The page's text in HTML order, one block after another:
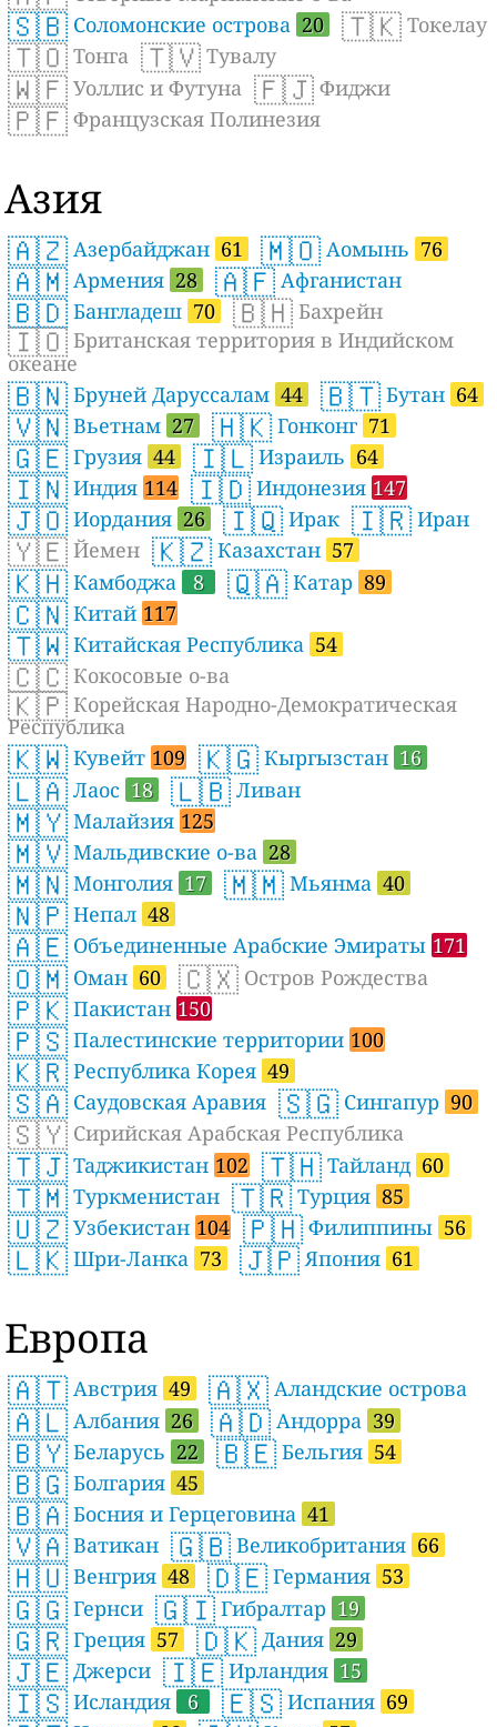
🇸🇧 Соломонские острова 20 🇹🇰 Токелау
🇹🇴 Тонга 🇹🇻 Тувалу
🇼🇫 Уоллис и Футуна 🇫🇯 Фиджи
🇵🇫 Французская Полинезия
Азия
🇦🇿 Азербайджан 61 🇲🇴 Аомынь 76
🇦🇲 Армения 28 🇦🇫 Афганистан
🇧🇩 Бангладеш 70 🇧🇭 Бахрейн
🇮🇴 Британская территория в Индийском
океане
🇧🇳 Бруней Даруссалам 44 🇧🇹 Бутан 64
🇻🇳 Вьетнам 27 🇭🇰 Гонконг 71
🇬🇪 Грузия 44 🇮🇱 Израиль 64
🇮🇳 Индия 114 🇮🇩 Индонезия 147
🇯🇴 Иордания 26 🇮🇶 Ирак 🇮🇷 Иран
🇾🇪 Йемен 🇰🇿 Казахстан 57
🇰🇭 Камбоджа 8 🇶🇦 Катар 89
🇨🇳 Китай 117
🇹🇼 Китайская Республика 54
🇨🇨 Кокосовые о-ва
🇰🇵 Корейская Народно-Демократическая
Республика
🇰🇼 Кувейт 109 🇰🇬 Кыргызстан 16
🇱🇦 Лаос 18 🇱🇧 Ливан
🇲🇾 Малайзия 125
🇲🇻 Мальдивские о-ва 28
🇲🇳 Монголия 17 🇲🇲 Мьянма 40
🇳🇵 Непал 48
🇦🇪 Объединенные Арабские Эмираты 171
🇴🇲 Оман 60 🇨🇽 Остров Рождества
🇵🇰 Пакистан 150
🇵🇸 Палестинские территории 100
🇰🇷 Республика Корея 49
🇸🇦 Саудовская Аравия 🇸🇬 Сингапур 90
🇸🇾 Сирийская Арабская Республика
🇹🇯 Таджикистан 102 🇹🇭 Тайланд 60
🇹🇲 Туркменистан 🇹🇷 Турция 85
🇺🇿 Узбекистан 104 🇵🇭 Филиппины 56
🇱🇰 Шри-Ланка 73 🇯🇵Япония 61
Европа
🇦🇹 Австрия 49 🇦🇽 Аландские острова
🇦🇱 Албания 26 🇦🇩 Андорра 39
🇧🇾 Беларусь 22 🇧🇪 Бельгия 54
🇧🇬 Болгария 45
🇧🇦 Босния и Герцеговина 41
🇻🇦 Ватикан 🇬🇧 Великобритания 66
🇭🇺 Венгрия 48 🇩🇪 Германия 53
🇬🇬 Гернси 🇬🇮 Гибралтар 19
🇬🇷 Греция 57 🇩🇰 Дания 29
🇯🇪 Джерси 🇮🇪 Ирландия 15
🇮🇸 Исландия 6 🇪🇸 Испания 69